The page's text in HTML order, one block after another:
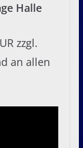
Halle
zzgl.
an allen